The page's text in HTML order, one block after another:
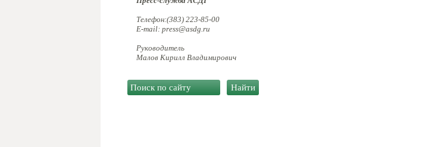
Телефон:(383) 223-85-00
E-mail: press@asdg.ru
Руководитель
Малов Кирилл Владимирович